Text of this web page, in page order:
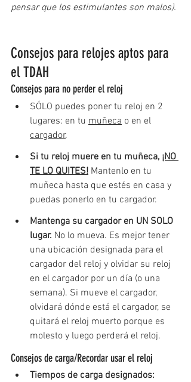
pensar que los estimulantes son malos).
Consejos para relojes aptos para
el TDAH
Consejos para no perder el reloj
SÓLO puedes poner tu reloj en 2
lugares: en tu muñeca o en el
cargador.
Si tu reloj muere en tu muñeca, ¡NO
TE LO QUITES! Mantenlo en tu
muñeca hasta que estés en casa y
puedas ponerlo en tu cargador.
Mantenga su cargador en UN SOLO
lugar. No lo mueva. Es mejor tener
una ubicación designada para el
cargador del reloj y olvidar su reloj
en el cargador por un día (o una
semana). Si mueve el cargador,
olvidará dónde está el cargador, se
quitará el reloj muerto porque es
molesto y luego perderá el reloj.
Consejos de carga/Recordar usar el reloj
Tiempos de carga designados: